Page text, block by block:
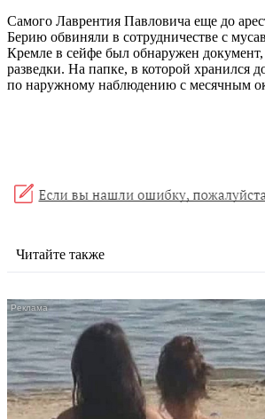
Самого Лаврентия Павловича еще до
Берию обвиняли в сотрудничестве с
Кремле в сейфе был обнаружен документ,
разведки. На папке, в которой хранился
по наружному наблюдению с месячным
Читайте также